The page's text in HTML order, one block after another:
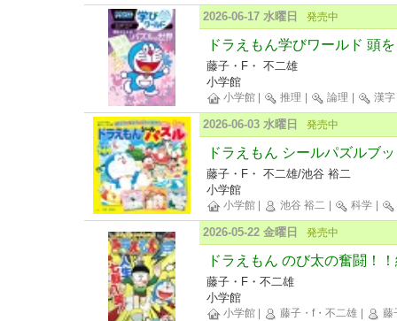
2026-06-17 水曜日 発売中
ドラえもん学びワールド 頭
藤子・F・ 不二雄
小学館
小学館 推理 論理 漢字
2026-06-03 水曜日 発売中
ドラえもん シールパズルブ
藤子・F・ 不二雄/池谷 裕二
小学館
小学館 池谷 裕二 科学
2026-05-22 金曜日 発売中
ドラえもん のび太の奮闘！
藤子・F・不二雄
小学館
小学館 藤子・f・不二雄
藤